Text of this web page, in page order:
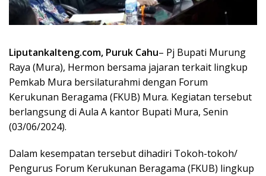
Liputankalteng.com, Puruk Cahu– Pj Bupati Murung
Raya (Mura), Hermon bersama jajaran terkait lingkup
Pemkab Mura bersilaturahmi dengan Forum
Kerukunan Beragama (FKUB) Mura. Kegiatan tersebut
berlangsung di Aula A kantor Bupati Mura, Senin
(03/06/2024).
Dalam kesempatan tersebut dihadiri Tokoh-tokoh/
Pengurus Forum Kerukunan Beragama (FKUB) lingkup